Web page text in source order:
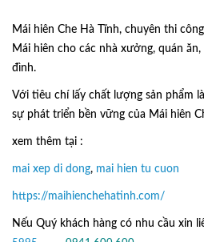
Mái hiên Che Hà Tĩnh, chuyên thi
Mái hiên cho các nhà xưởng, quán
đình.
Với tiêu chí lấy chất lượng sản phẩm
sự phát triển bền vững của Mái hiên
xem thêm tại :
mai xep di dong, mai hien tu cuon
https://maihienchehatinh.com/
Nếu Quý khách hàng có nhu cầu xin